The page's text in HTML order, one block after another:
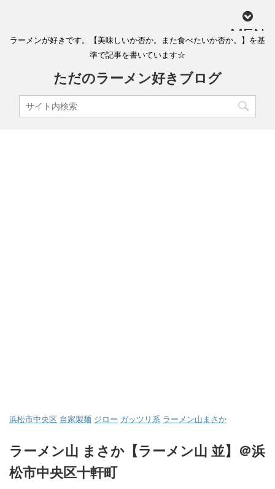
MEN
ラーメンが好きです。【美味しいか否か。また食べたいか否か。】を基
準で記事を書いています☆
ただのラーメン好きブログ
浜松市中央区 自家製麺 ジロー ガッツリ系 ラーメン山まさか
ラーメン山 まさか【ラーメン山 並】＠浜
松市中央区十軒町